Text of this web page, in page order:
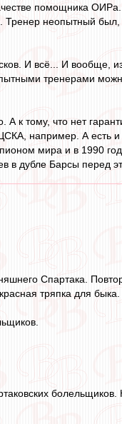
помощника
неопытный
И всё... И вообще,
тренерами
к тому, что нет
например. А есть
мира и в 1990
в дубле Барсы перед
Спартака.
тряпка для